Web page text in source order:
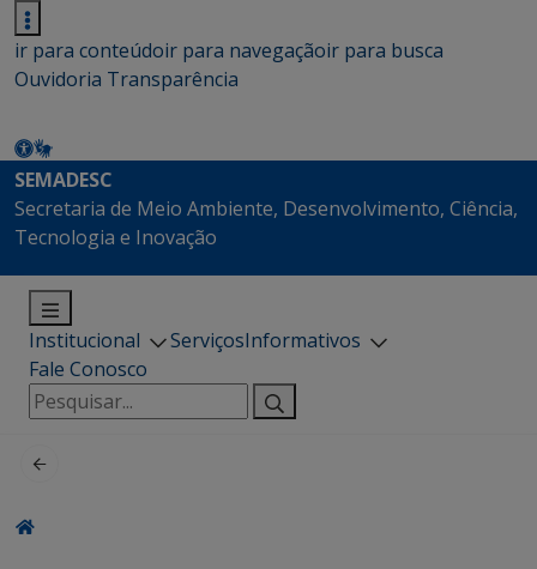
ir para conteúdoir para navegaçãoir para busca
Ouvidoria Transparência
SEMADESC
Secretaria de Meio Ambiente, Desenvolvimento, Ciência,
Tecnologia e Inovação
Institucional ServiçosInformativos
Fale Conosco
Pesquisar
por: